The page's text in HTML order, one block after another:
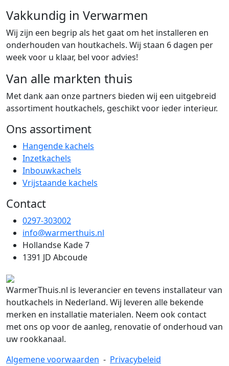
Vakkundig in Verwarmen
Wij zijn een begrip als het gaat om het installeren en
onderhouden van houtkachels. Wij staan 6 dagen per
week voor u klaar, bel voor advies!
Van alle markten thuis
Met dank aan onze partners bieden wij een uitgebreid
assortiment houtkachels, geschikt voor ieder interieur.
Ons assortiment
Hangende kachels
Inzetkachels
Inbouwkachels
Vrijstaande kachels
Contact
0297-303002
info@warmerthuis.nl
Hollandse Kade 7
1391 JD Abcoude
WarmerThuis.nl is leverancier en tevens installateur van
houtkachels in Nederland. Wij leveren alle bekende
merken en installatie materialen. Neem ook contact
met ons op voor de aanleg, renovatie of onderhoud van
uw rookkanaal.
Algemene voorwaarden - Privacybeleid